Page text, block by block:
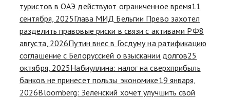
туристов в ОАЭ действуют ограниченное время11
сентября, 2025Глава МИД Бельгии Прево захотел
разделить правовые риски в связи с активами РФ8
августа, 2026Путин внес в Госдуму на ратификацию
соглашение с Белоруссией о взыскании долгов25
октября, 2025Набиуллина: налог на сверхприбыль
банков не принесет пользы экономике19 января,
2026Bloomberg: Зеленский хочет улучшить свой